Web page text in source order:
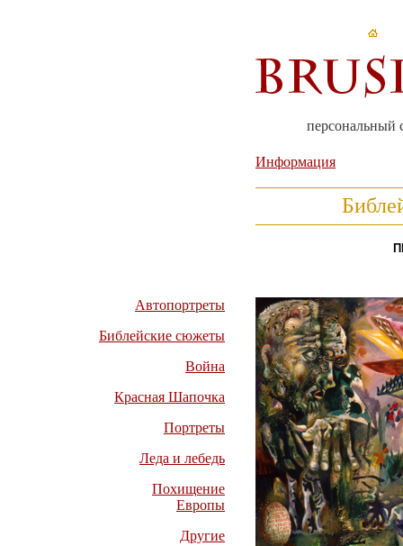
персональный
Информация
Автопортреты
Библейские сюжеты
Война
Красная Шапочка
Портреты
Леда и лебедь
Похищение
Европы
Другие